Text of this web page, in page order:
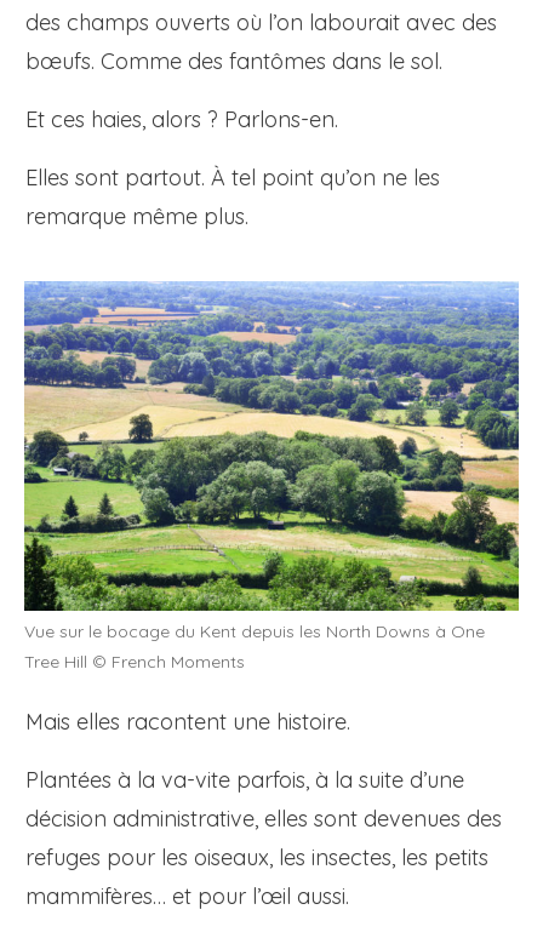
des champs ouverts où l’on labourait avec des
bœufs. Comme des fantômes dans le sol.
Et ces haies, alors ? Parlons-en.
Elles sont partout. À tel point qu’on ne les
remarque même plus.
Vue sur le bocage du Kent depuis les North Downs à One
Tree Hill © French Moments
Mais elles racontent une histoire.
Plantées à la va-vite parfois, à la suite d’une
décision administrative, elles sont devenues des
refuges pour les oiseaux, les insectes, les petits
mammifères… et pour l’œil aussi.